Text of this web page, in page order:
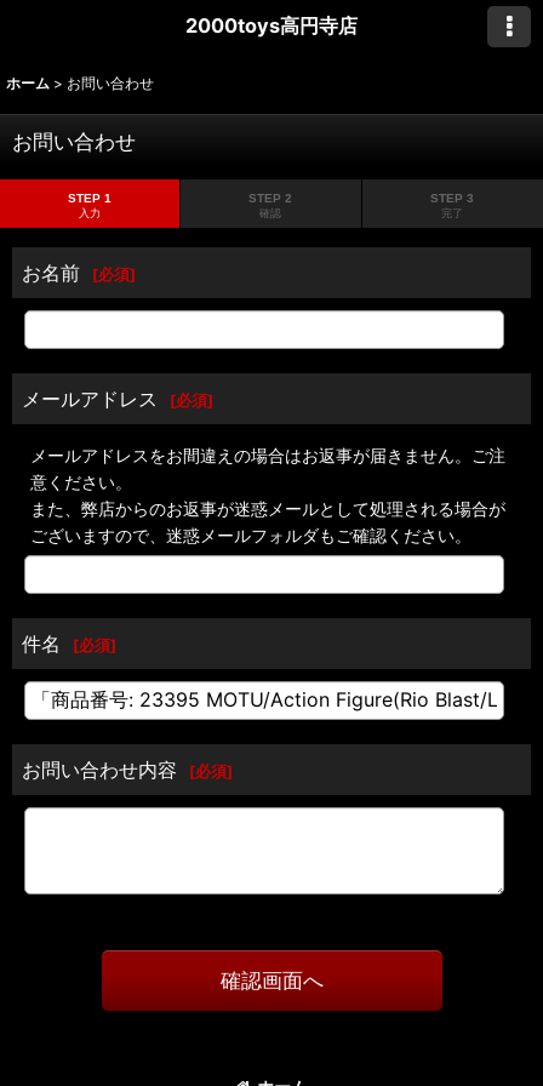
2000toys高円寺店
ホーム > お問い合わせ
お問い合わせ
STEP 1
入力
STEP 2
確認
STEP 3
完了
お名前 [必須]
メールアドレス [必須]
メールアドレスをお間違えの場合はお返事が届きません。ご注
意ください。
また、弊店からのお返事が迷惑メールとして処理される場合が
ございますので、迷惑メールフォルダもご確認ください。
件名 [必須]
お問い合わせ内容 [必須]
確認画面へ